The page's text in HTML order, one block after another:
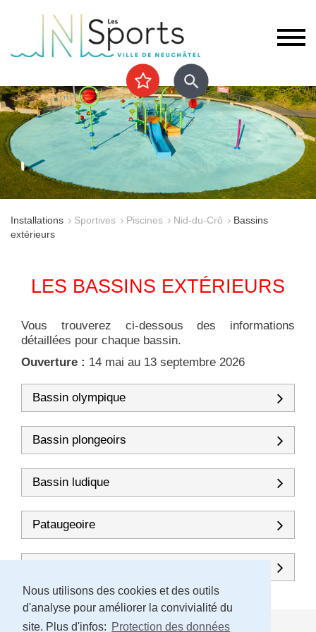
Nous utilisons des cookies et des outils
d'analyse pour améliorer la convivialité du
site. Plus d'infos: Protection des données
Installations Sportives Piscines Nid-du-Crô
Bassins
extérieurs
LES BASSINS EXTÉRIEURS
Vous trouverez ci-dessous des informations
détaillées pour chaque bassin.
Ouverture : 14 mai au 13 septembre 2026
Bassin olympique
Bassin plongeoirs
Bassin ludique
Pataugeoire